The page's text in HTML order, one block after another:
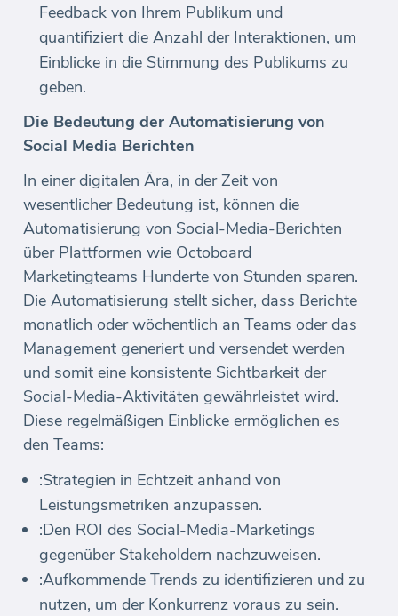
Feedback von Ihrem Publikum und
quantifiziert die Anzahl der Interaktionen, um
Einblicke in die Stimmung des Publikums zu
geben.
Die Bedeutung der Automatisierung von
Social Media Berichten
In einer digitalen Ära, in der Zeit von
wesentlicher Bedeutung ist, können die
Automatisierung von Social-Media-Berichten
über Plattformen wie Octoboard
Marketingteams Hunderte von Stunden sparen.
Die Automatisierung stellt sicher, dass Berichte
monatlich oder wöchentlich an Teams oder das
Management generiert und versendet werden
und somit eine konsistente Sichtbarkeit der
Social-Media-Aktivitäten gewährleistet wird.
Diese regelmäßigen Einblicke ermöglichen es
den Teams:
:Strategien in Echtzeit anhand von
Leistungsmetriken anzupassen.
:Den ROI des Social-Media-Marketings
gegenüber Stakeholdern nachzuweisen.
:Aufkommende Trends zu identifizieren und zu
nutzen, um der Konkurrenz voraus zu sein.